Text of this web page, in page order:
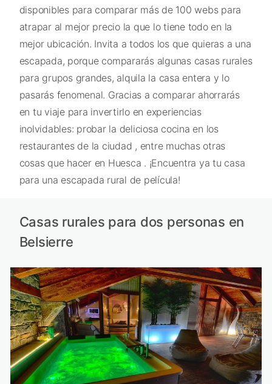
disponibles para comparar más de 100 webs para
atrapar al mejor precio la que lo tiene todo en la
mejor ubicación. Invita a todos los que quieras a una
escapada, porque compararás algunas casas rurales
para grupos grandes, alquila la casa entera y lo
pasarás fenomenal. Gracias a comparar ahorrarás
en tu viaje para invertirlo en experiencias
inolvidables: probar la deliciosa cocina en los
restaurantes de la ciudad , entre muchas otras
cosas que hacer en Huesca . ¡Encuentra ya tu casa
para una escapada rural de película!
Casas rurales para dos personas en
Belsierre